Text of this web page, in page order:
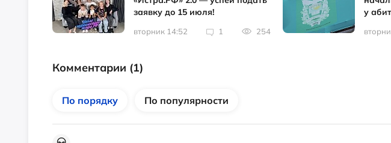
заявку до 15 июля!
вторник 14:52 1 254
у
Комментарии (1)
По порядку По популярности